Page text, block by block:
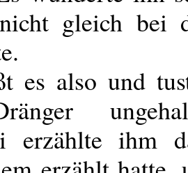
gleich bei
es also und
erzählte ihm